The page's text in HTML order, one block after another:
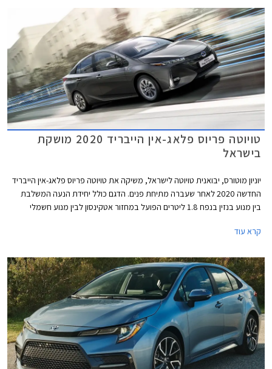
טויוטה פריוס פלאג-אין הייבריד 2020 מושקת
בישראל
יוניון מוטורס, יבואנית טויוטה לישראל, משיקה את טויוטה פריוס פלאג-אין הייבריד
החדשה 2020 לאחר שעברה מתיחת פנים. הדגם כולל יחידת הנעה המשלבת
בין מנוע בנזין בנפח 1.8 ליטרים הפועל במחזור אטקינסון לבין מנוע חשמלי
קרא עוד